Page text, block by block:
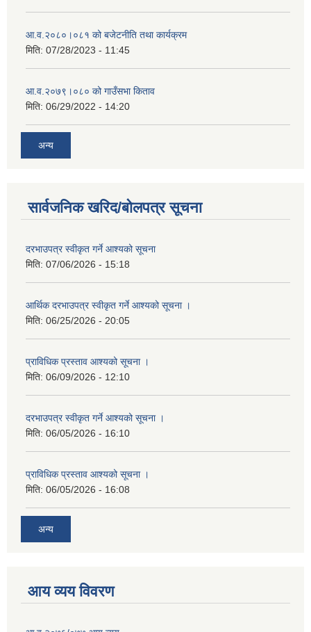
आ.व.२०८०।०८१ को बजेटनीति तथा कार्यक्रम
मिति: 07/28/2023 - 11:45
आ.व.२०७९।०८० को गाउँसभा किताव
मिति: 06/29/2022 - 14:20
अन्य
सार्वजनिक खरिद/बोलपत्र सूचना
दरभाउपत्र स्वीकृत गर्ने आश्यको सूचना
मिति: 07/06/2026 - 15:18
आर्थिक दरभाउपत्र स्वीकृत गर्ने आश्यको सूचना ।
मिति: 06/25/2026 - 20:05
प्राविधिक प्रस्ताव आश्यको सूचना ।
मिति: 06/09/2026 - 12:10
दरभाउपत्र स्वीकृत गर्ने आश्यको सूचना ।
मिति: 06/05/2026 - 16:10
प्राविधिक प्रस्ताव आश्यको सूचना ।
मिति: 06/05/2026 - 16:08
अन्य
आय व्यय विवरण